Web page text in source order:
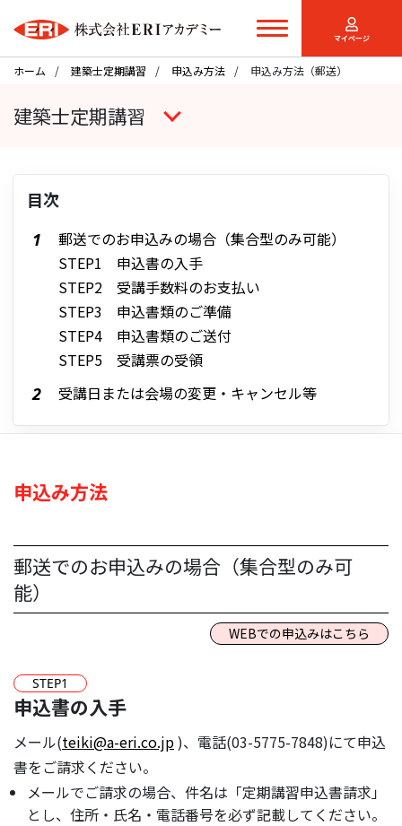
マイページ
ホーム 建築士定期講習 申込み方法 申込み方法（郵送）
建築士定期講習
目次
郵送でのお申込みの場合（集合型のみ可能）
STEP1 申込書の入手
STEP2 受講手数料のお支払い
STEP3 申込書類のご準備
STEP4 申込書類のご送付
STEP5 受講票の受領
受講日または会場の変更・キャンセル等
申込み方法
郵送でのお申込みの場合（集合型のみ可
能）
WEBでの申込みはこちら
STEP1
申込書の入手
メール(teiki@a-eri.co.jp)、電話(03-5775-7848)にて申込
書をご請求ください。
メールでご請求の場合、件名は「定期講習申込書請求」
とし、住所・氏名・電話番号を必ず記載してください。